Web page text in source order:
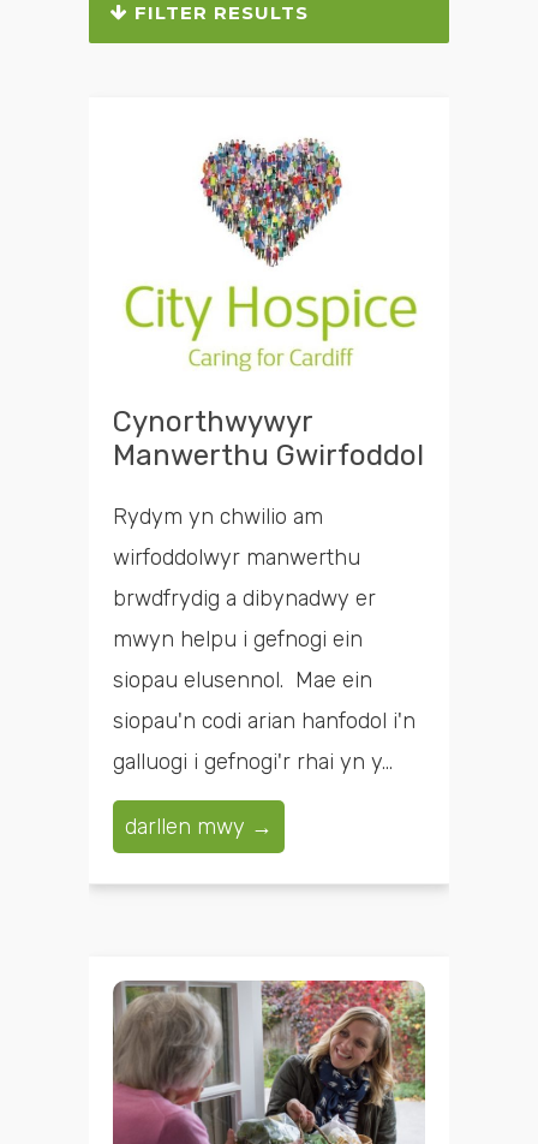
FILTER RESULTS
Cynorthwywyr
Manwerthu Gwirfoddol
Rydym yn chwilio am
wirfoddolwyr manwerthu
brwdfrydig a dibynadwy er
mwyn helpu i gefnogi ein
siopau elusennol. Mae ein
siopau'n codi arian hanfodol i'n
galluogi i gefnogi'r rhai yn y...
darllen mwy →